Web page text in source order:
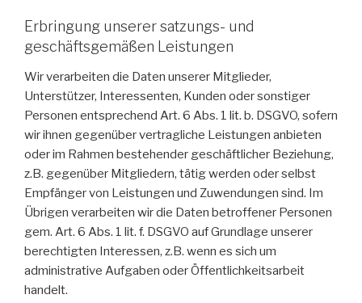
Erbringung unserer satzungs- und
geschäftsgemäßen Leistungen
Wir verarbeiten die Daten unserer Mitglieder,
Unterstützer, Interessenten, Kunden oder sonstiger
Personen entsprechend Art. 6 Abs. 1 lit. b. DSGVO, sofern
wir ihnen gegenüber vertragliche Leistungen anbieten
oder im Rahmen bestehender geschäftlicher Beziehung,
z.B. gegenüber Mitgliedern, tätig werden oder selbst
Empfänger von Leistungen und Zuwendungen sind. Im
Übrigen verarbeiten wir die Daten betroffener Personen
gem. Art. 6 Abs. 1 lit. f. DSGVO auf Grundlage unserer
berechtigten Interessen, z.B. wenn es sich um
administrative Aufgaben oder Öffentlichkeitsarbeit
handelt.